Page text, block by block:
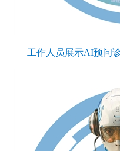
工作人员展示AI预问